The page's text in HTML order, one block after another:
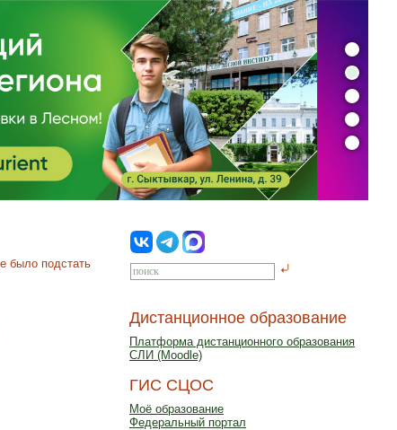
было подстать
Дистанционное образование
Платформа дистанционного образования
СЛИ (Moodle)
ГИС СЦОС
Моё образование
Федеральный портал